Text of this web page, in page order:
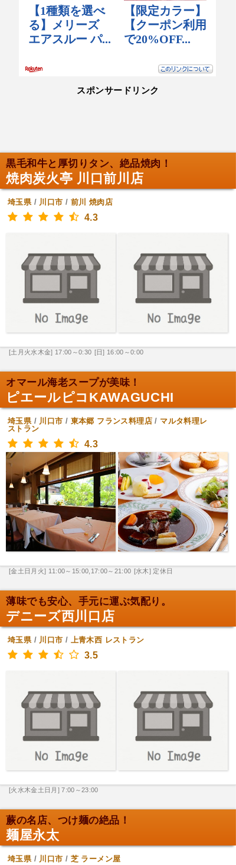
スポンサードリンク
黒毛和牛と厚切りタン、絶品焼肉！
焼肉炭火亭 川口前川店
埼玉県/ 川口市 / 前川 焼肉店
4.3
[土月火水木金] 17:00～0:30 [日] 16:00～0:00
オマール海老スープが美味！
ピエールピコKAWAGUCHI
埼玉県/ 川口市 / 東本郷 フランス料理店/ マルタ料理レ
ストラン
4.3
[金土日月火] 11:00～15:00,17:00～21:00 [水木] 定休日
薄味でも安心、手元に運ぶ気配り。
デニーズ西川口店
埼玉県/ 川口市 / 上青木西 レストラン
3.5
[火水木金土日月] 7:00～23:00
蕨の名店、つけ麺の絶品！
麺屋永太
埼玉県/ 川口市 / 芝 ラーメン屋